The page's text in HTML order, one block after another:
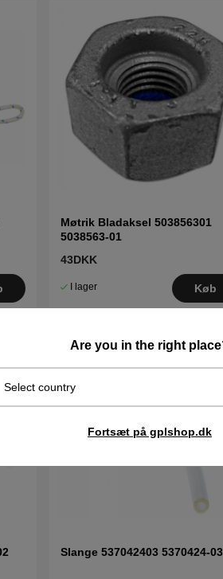
Are you in the right
Select country
Fortsæt på gplshop.dk
Møtrik Bladaksel 503856301
5038563-01
43DKK
I lager Køb
Slange 537042403 5370424-03